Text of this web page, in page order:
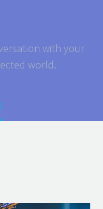
with your
world.